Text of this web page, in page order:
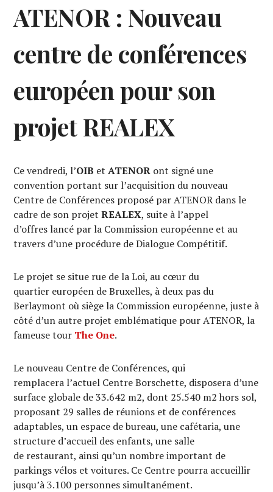
ATENOR : Nouveau
centre de conférences
européen pour son
projet REALEX
Ce vendredi, l’OIB etATENOR ont signé une
convention portant sur l’acquisition du nouveau
Centre de Conférences proposé par ATENOR dans le
cadre de son projetREALEX, suite à l’appel
d’offres lancé par la Commission européenne et au
travers d’une procédure de Dialogue Compétitif.
Le projet se situe rue de la Loi, au cœur du
quartier européen de Bruxelles, à deux pas du
Berlaymont où siège la Commission européenne, juste à
côté d’un autre projet emblématique pour ATENOR, la
fameuse tour The One.
Le nouveau Centre de Conférences, qui
remplacera l’actuel Centre Borschette, disposera d’une
surface globale de 33.642 m2, dont 25.540 m2 hors sol,
proposant 29 salles de réunions et de conférences
adaptables, un espace de bureau, une cafétaria, une
structure d’accueil des enfants, une salle
de restaurant, ainsi qu’un nombre important de
parkings vélos et voitures. Ce Centre pourra accueillir
jusqu’à 3.100 personnes simultanément.